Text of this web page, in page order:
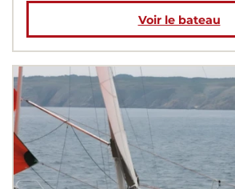
Voir le bateau